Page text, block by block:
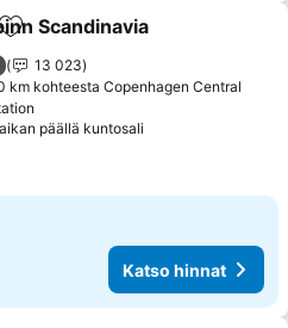
Lisää suosikkeihin
Scandinavia
13 023
km kohteesta Copenhagen Central
päällä kuntosali
Katso hinnat